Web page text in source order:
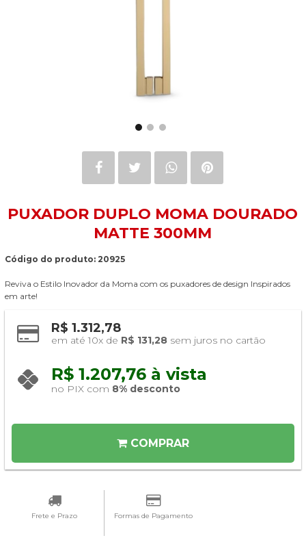
PUXADOR DUPLO MOMA DOURADO
MATTE 300MM
Código do produto: 20925
Reviva o Estilo Inovador da Moma com os puxadores de design Inspirados
em arte!
R$ 1.312,78
em até 10x de R$ 131,28 sem juros no cartão
R$ 1.207,76 à vista
no PIX com 8% desconto
COMPRAR
Frete e Prazo Formas de Pagamento